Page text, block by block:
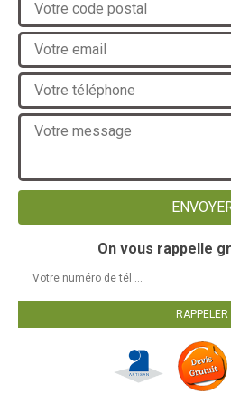
On vous rappelle